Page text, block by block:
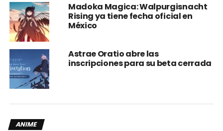
Fate/estará inspirada en uno de los eventos que hubo
dentro de dicho juego,Fate/Grand Order THE MOVIE
Divine Realm of the Round Table: Camelot Wandering;
Agateram, la cual se estará estrenando en Japón a finales
de este 2020.
Madoka Magica: Walpurgisnacht
Rising ya tiene fecha oficial en
México
Astrae Oratio abre las
inscripciones para su beta cerrada
ANIME